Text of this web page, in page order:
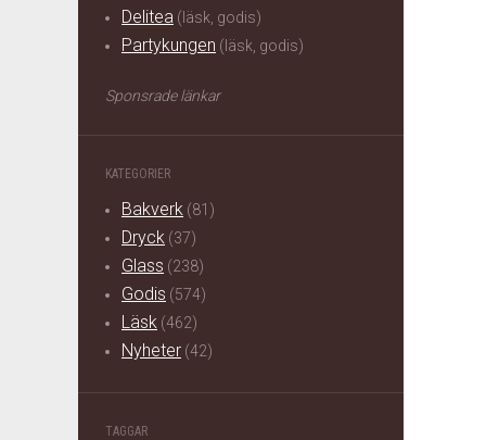
Delitea (läsk, godis)
Partykungen (läsk, godis)
Sponsrade länkar
KATEGORIER
Bakverk (81)
Dryck (37)
Glass (238)
Godis (574)
Läsk (462)
Nyheter (42)
TAGGAR